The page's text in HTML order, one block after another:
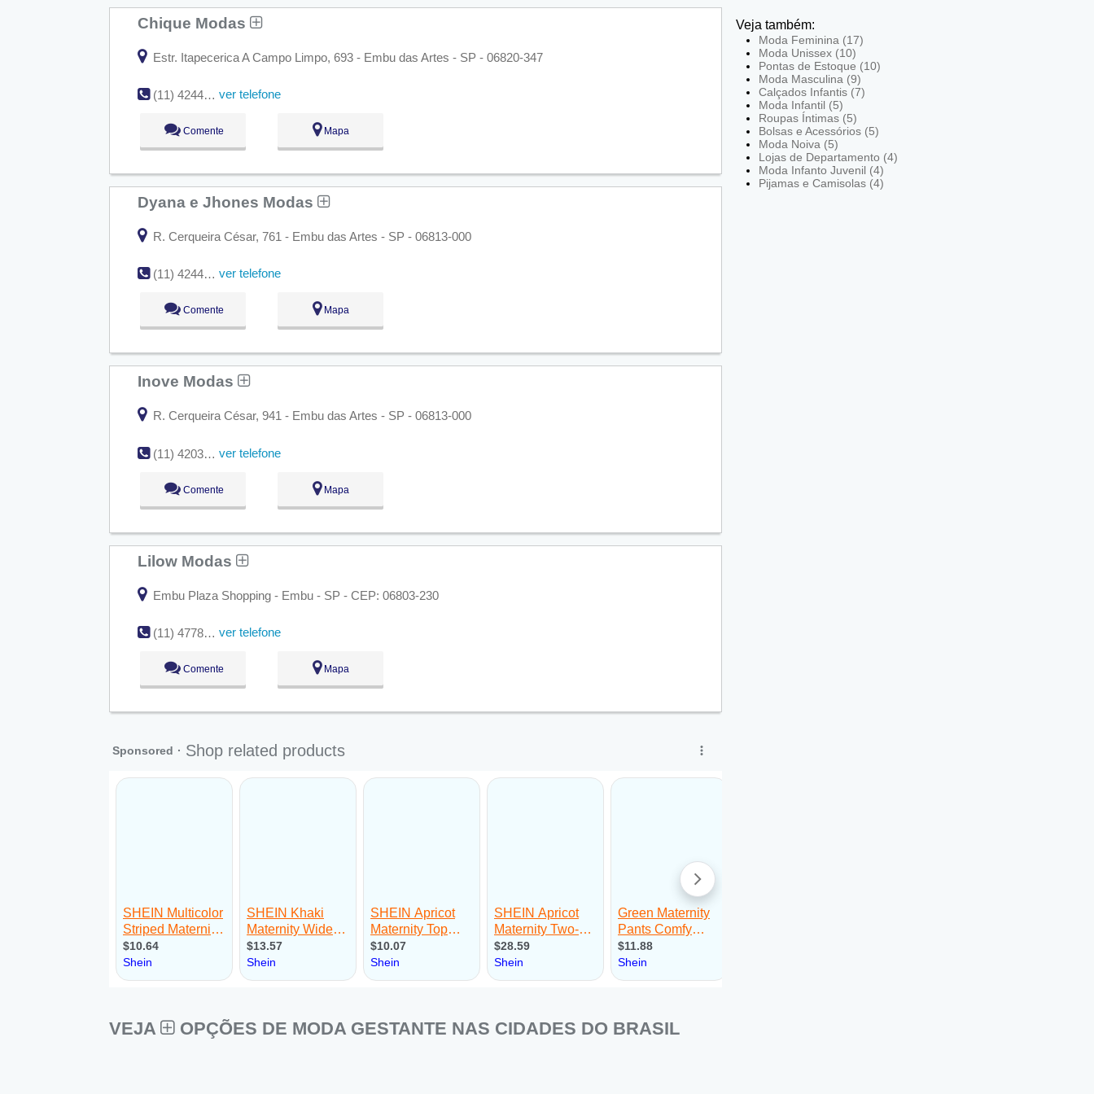
Chique Modas
Estr. Itapecerica A Campo Limpo, 693 - Embu das Artes - SP - 06820-347
(11) 4244-3312 ver telefone
Comente Mapa
Dyana e Jhones Modas
R. Cerqueira César, 761 - Embu das Artes - SP - 06813-000
(11) 4244-8634 ver telefone
Comente Mapa
Inove Modas
R. Cerqueira César, 941 - Embu das Artes - SP - 06813-000
(11) 4203-4520 ver telefone
Comente Mapa
Lilow Modas
Embu Plaza Shopping - Embu - SP - CEP: 06803-230
(11) 4778-1075 ver telefone
Comente Mapa
VEJA OPÇÕES DE MODA GESTANTE NAS CIDADES DO BRASIL
Veja também:
Moda Feminina (17)
Moda Unissex (10)
Pontas de Estoque (10)
Moda Masculina (9)
Calçados Infantis (7)
Moda Infantil (5)
Roupas Íntimas (5)
Bolsas e Acessórios (5)
Moda Noiva (5)
Lojas de Departamento (4)
Moda Infanto Juvenil (4)
Pijamas e Camisolas (4)